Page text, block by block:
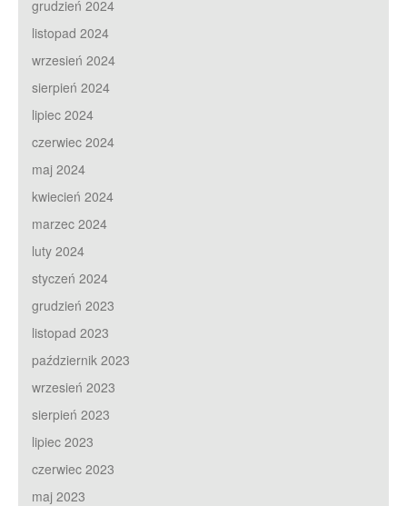
grudzień 2024
listopad 2024
wrzesień 2024
sierpień 2024
lipiec 2024
czerwiec 2024
maj 2024
kwiecień 2024
marzec 2024
luty 2024
styczeń 2024
grudzień 2023
listopad 2023
październik 2023
wrzesień 2023
sierpień 2023
lipiec 2023
czerwiec 2023
maj 2023